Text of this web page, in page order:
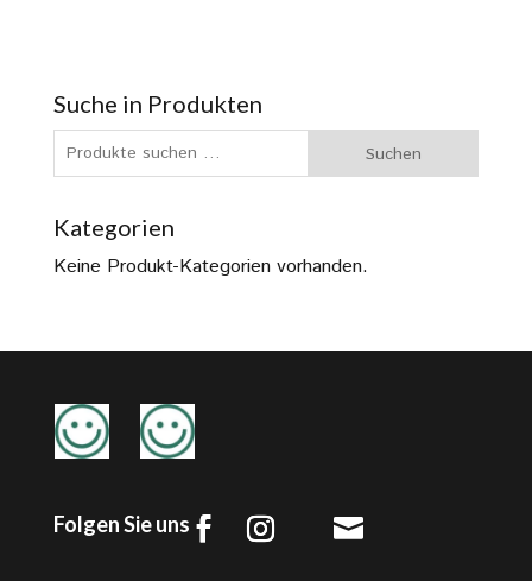
Suche in Produkten
Suchen
nach:
Suchen
Kategorien
Keine Produkt-Kategorien vorhanden.
Folgen Sie uns 